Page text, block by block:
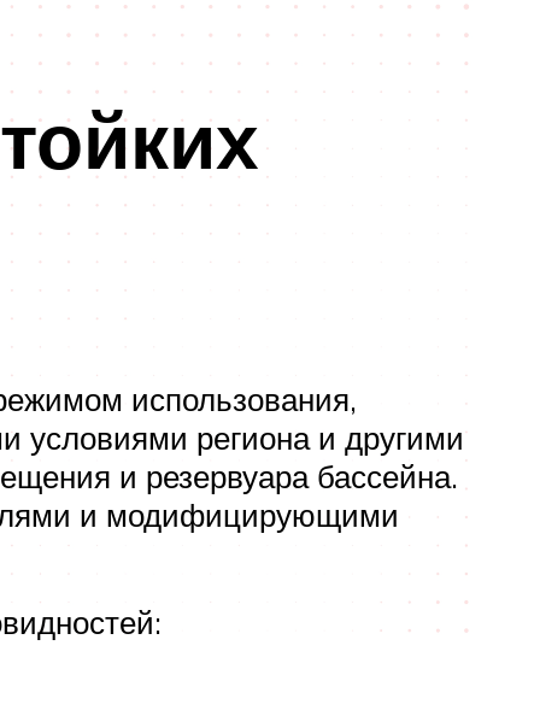
использования,
условиями региона и другими
и резервуара бассейна.
и модифицирующими